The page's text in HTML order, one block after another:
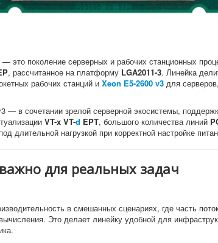
— это поколение серверных и рабочих станционных
, рассчитанное на платформу LGA2011-3. Линейка
рабочих станций и Xeon E5-2600 v3 для
— в сочетании зрелой серверной экосистемы,
VT-x VT-d EPT, большого количества линий
длительной нагрузкой при корректной настройке
для реальных задач
в смешанных сценариях, где часть
Это делает линейку удобной для